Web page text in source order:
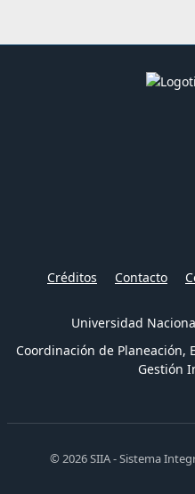
Créditos Contacto
Universidad
Coordinación de Planeación,
Gestión
© 2026 SIIA - Sistema